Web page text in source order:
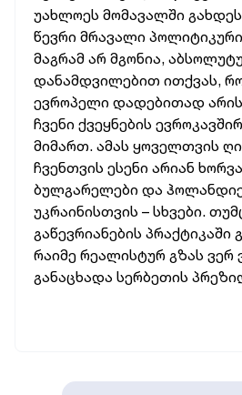
უახლოეს მომავალში
წევრი მრავალი
მაგრამ არ მგონია,
დანამდვილებით ითქვას,
ევროპელი დადებითად
ჩვენი ქვეყნების
მიმართ. ამას ყოველთვის
ჩვენთვის ესენი არიან
ბულგარელები და
უკრაინისთვის – სხვები.
გაწევრიანების პრაქტიკაში
რაიმე რეალისტურ გზას ვერ
განაცხადა სერბეთის